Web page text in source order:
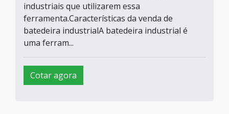
industriais que utilizarem essa
ferramenta.Características da venda de
batedeira industrialA batedeira industrial é
uma ferram...
Cotar agora